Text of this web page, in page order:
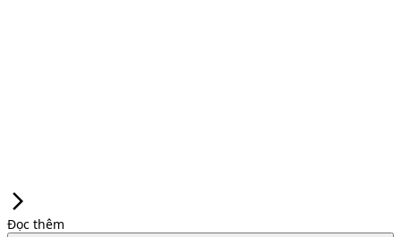
arrow_forward_ios
Đọc thêm